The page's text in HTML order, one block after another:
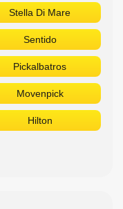
Stella Di Mare
Sentido
Pickalbatros
Movenpick
Hilton